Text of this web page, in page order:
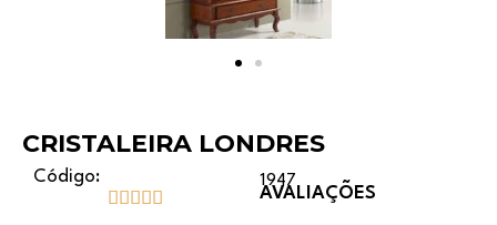
CRISTALEIRA LONDRES
Código: 1947
 AVALIAÇÕES